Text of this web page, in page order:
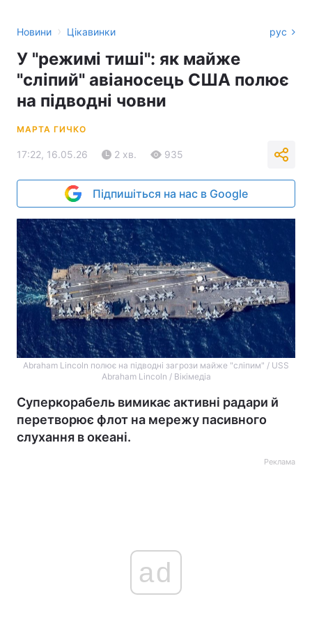
Новини › Цікавинки рус
У "режимі тиші": як майже
"сліпий" авіаносець США полює
на підводні човни
МАРТА ГИЧКО
17:22, 16.05.26 2 хв. 935
Підпишіться на нас в Google
Abraham Lincoln полює на підводні загрози майже "сліпим" / USS
Abraham Lincoln / Вікімедіа
Суперкорабель вимикає активні радари й
перетворює флот на мережу пасивного
слухання в океані.
Реклама
ad